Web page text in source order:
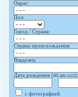
Окрас:
Пол:
Город / Страна:
Страна происхождения:
Владелец:
Дата рождения (дд.мм.гггг):
с фотографией